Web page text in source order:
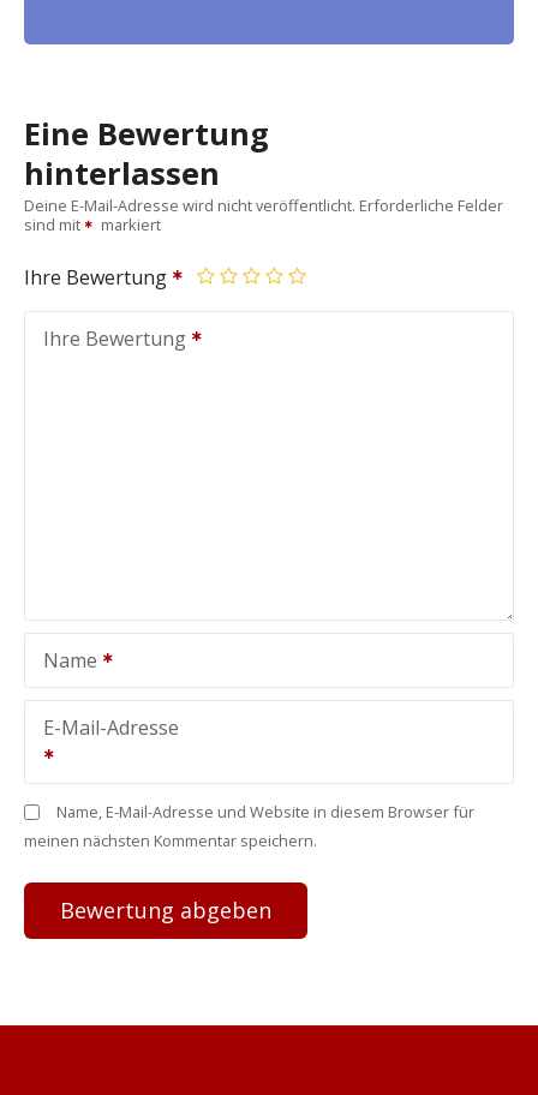
Eine Bewertung
hinterlassen
Deine E-Mail-Adresse wird nicht veröffentlicht. Erforderliche Felder
sind mit
markiert
Ihre Bewertung
Ihre Bewertung
Name
E-Mail-Adresse
Name, E-Mail-Adresse und Website in diesem Browser für
meinen nächsten Kommentar speichern.